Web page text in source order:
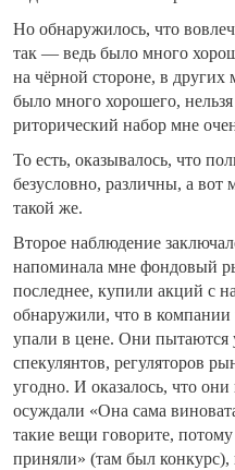
Но обнаружилось, что
так — ведь было много
на чёрной стороне, в других
было много хорошего,
риторический набор мне
То есть, оказывалось, что
безусловно, различны, а
такой же.
Второе наблюдение
напоминала мне фондовый
последнее, купили акций с
обнаружили, что в
упали в цене. Они пытаются
спекулянтов, регуляторов
угодно. И оказалось, что
осуждали «Она сама
такие вещи говорите,
приняли» (там был конкурс),